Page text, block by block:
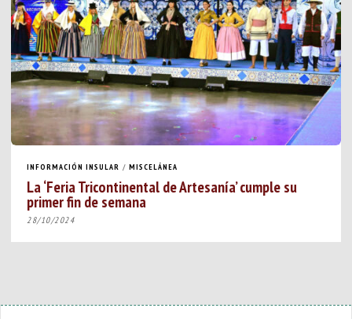
INFORMACIÓN INSULAR / MISCELÁNEA
La ‘Feria Tricontinental de Artesanía’ cumple su
primer fin de semana
28/10/2024